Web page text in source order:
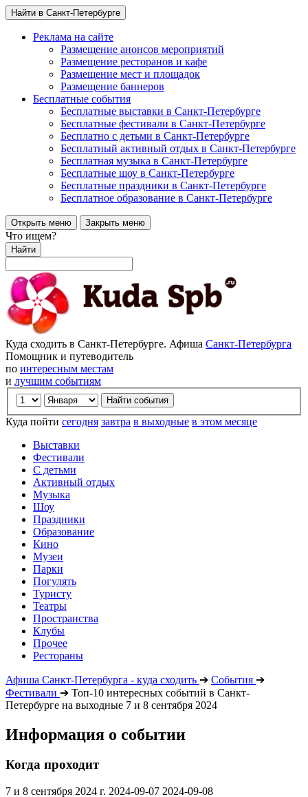
Найти в Санкт-Петербурге
Реклама на сайте
Размещение анонсов мероприятий
Размещение ресторанов и кафе
Размещение мест и площадок
Размещение баннеров
Бесплатные события
Бесплатные выставки в Санкт-Петербурге
Бесплатные фестивали в Санкт-Петербурге
Бесплатно с детьми в Санкт-Петербурге
Бесплатный активный отдых в Санкт-Петербурге
Бесплатная музыка в Санкт-Петербурге
Бесплатные шоу в Санкт-Петербурге
Бесплатные праздники в Санкт-Петербурге
Бесплатное образование в Санкт-Петербурге
Открыть меню Закрыть меню
Что ищем?
Найти
Куда сходить в Санкт-Петербурге. Афиша Санкт-Петербурга
Помощник и путеводитель
по интересным местам
и лучшим событиям
Куда пойти сегодня завтра в выходные в этом месяце
Выставки
Фестивали
С детьми
Активный отдых
Музыка
Шоу
Праздники
Образование
Кино
Музеи
Парки
Погулять
Туристу
Театры
Пространства
Клубы
Прочее
Рестораны
Афиша Санкт-Петербурга - куда сходить ➔ События ➔
Фестивали ➔ Топ-10 интересных событий в Санкт-
Петербурге на выходные 7 и 8 сентября 2024
Информация о событии
Когда проходит
7 и 8 сентября 2024 г. 2024-09-07 2024-09-08